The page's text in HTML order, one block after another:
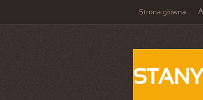
Strona główna